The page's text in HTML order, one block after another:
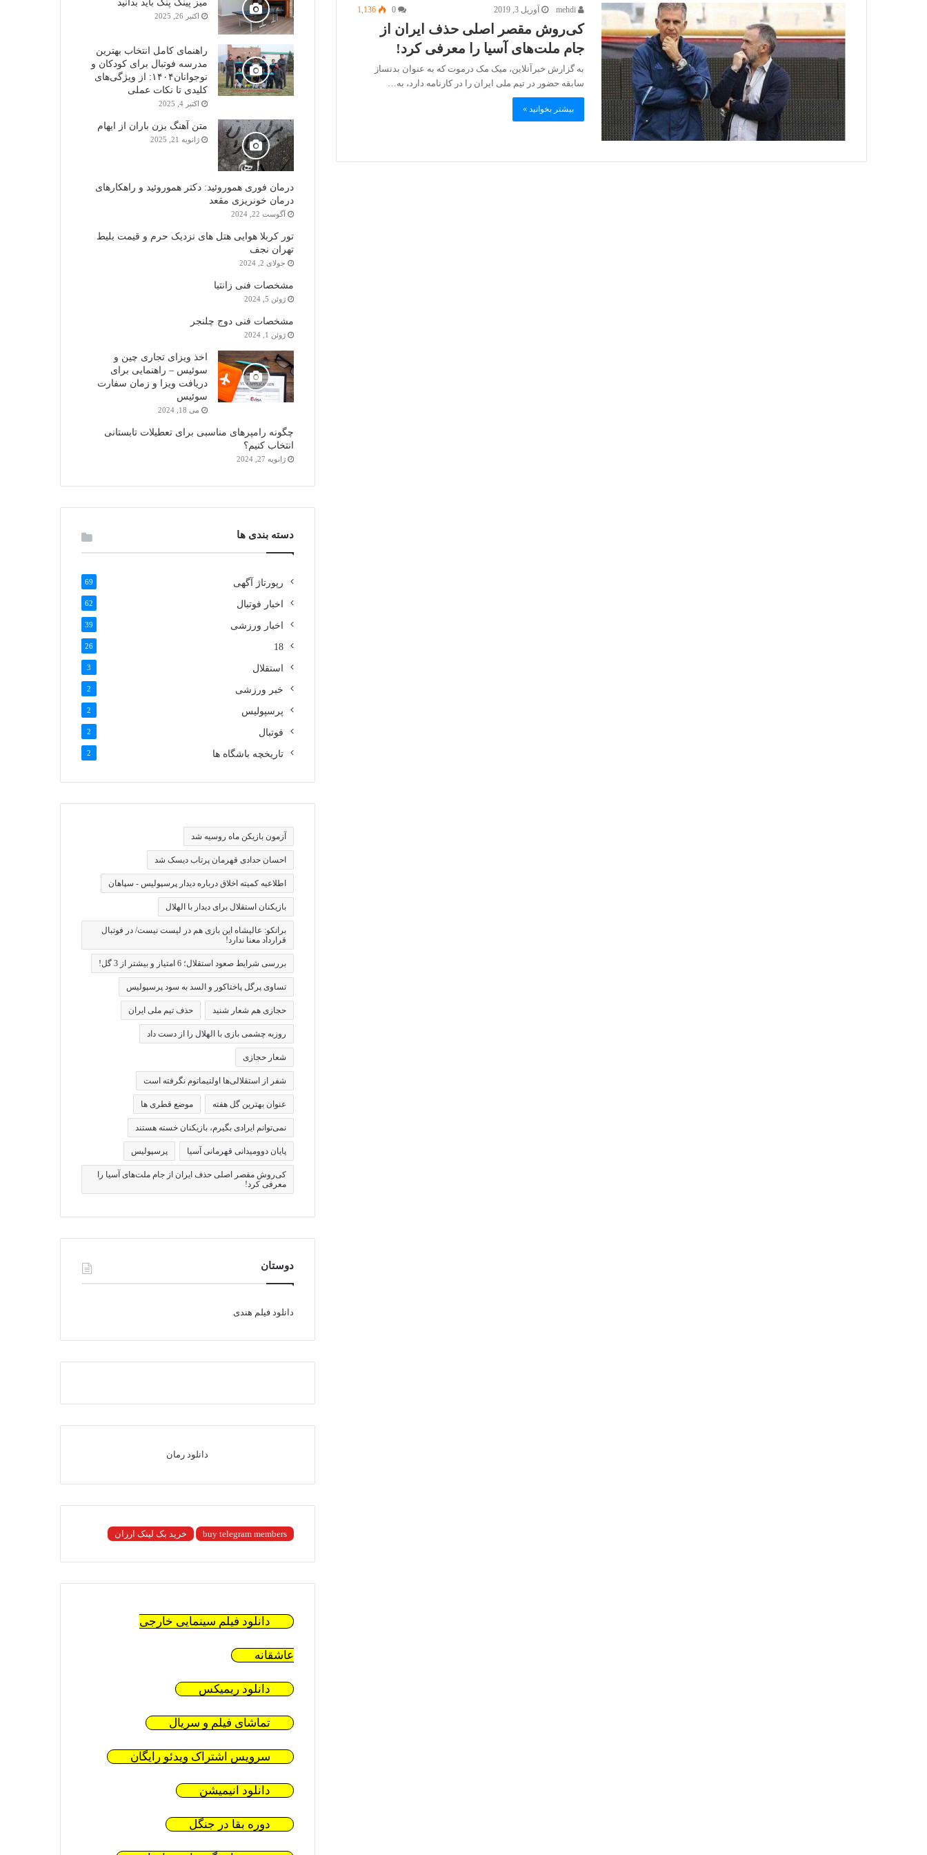
آوریل 3, 2019 1,136
کی‌روش مقصر اصلی حذف ایران از
جام ملت‌های آسیا را معرفی کرد!
به گزارش خبرآنلاین، میک مک درموت که به عنوان بدنساز
سابقه حضور در تیم ملی ایران را در کارنامه دارد، به…
بیشتر بخوانید »
میز پینگ پنگ باید بدانید
اکتبر 26, 2025
راهنمای کامل انتخاب بهترین
مدرسه فوتبال برای کودکان و
نوجوانان۱۴۰۴: از ویژگی‌های
کلیدی تا نکات عملی
اکتبر 4, 2025
متن آهنگ بزن باران از ایهام
ژانویه 21, 2025
درمان فوری هموروئید: دکتر هموروئید و راهکارهای
درمان خونریزی مقعد
آگوست 22, 2024
تور کربلا هوایی هتل های نزدیک حرم و قیمت بلیط
تهران نجف
جولای 2, 2024
مشخصات فنی زانتیا
ژوئن 5, 2024
مشخصات فنی دوج چلنجر
ژوئن 1, 2024
اخذ ویزای تجاری چین و
سوئیس – راهنمایی برای
دریافت ویزا و زمان سفارت
سوئیس
می 18, 2024
چگونه رامپرهای مناسبی برای تعطیلات تابستانی
انتخاب کنیم؟
ژانویه 27, 2024
دسته بندی ها
رپورتاژ آگهی 69
اخبار فوتبال 62
اخبار ورزشی 39
18
26
استقلال 3
خبر ورزشی 2
پرسپولیس 2
فوتبال 2
تاریخچه باشگاه ها 2
آزمون بازیکن ماه روسیه شد
احسان حدادی قهرمان پرتاب دیسک شد
اطلاعیه کمیته اخلاق درباره دیدار پرسپولیس - سپاهان
بازیکنان استقلال برای دیدار با الهلال
برانکو: عالیشاه این بازی هم در لیست نیست/ در فوتبال
قرارداد معنا ندارد!
بررسی شرایط صعود استقلال؛ 6 امتیاز و بیشتر از 3 گل!
تساوی پرگل پاختاکور و السد به سود پرسپولیس
حجازی هم شعار شنید حذف تیم ملی ایران
روزبه چشمی بازی با الهلال را از دست داد
شعار حجازی
شفر از استقلالی‌ها اولتیماتوم نگرفته است
عنوان بهترین گل هفته موضع قطری ها
نمی‌توانم ایرادی بگیرم، بازیکنان خسته هستند
پایان دوومیدانی قهرمانی آسیا پرسپولیس
کی‌روش مقصر اصلی حذف ایران از جام ملت‌های آسیا را
معرفی کرد!
دوستان
دانلود فیلم هندی
دانلود رمان
buy telegram members خرید بک لینک ارزان
دانلود فیلم سینمایی خارجی
عاشقانه
دانلود ریمیکس
تماشای فیلم و سریال
سرویس اشتراک ویدئو رایگان
دانلود انیمیشن
دوره بقا در جنگل